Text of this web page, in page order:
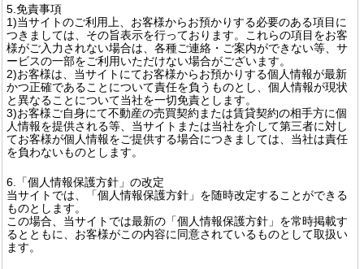
5.免責事項
1)当サイトのご利用上、お客様からお預かりする必要のある項目に
つきましては、その旨表示を行っております。これらの項目をお客
様がご入力されない場合は、各種ご連絡・ご案内ができない等、サ
ービスの一部をご利用いただけない場合がございます。
2)お客様は、当サイトにてお客様からお預かりする個人情報が最新
かつ正確であることについて責任を負うものとし、個人情報が現状
と異なることについて当社を一切免責とします。
3)お客様ご自身にて不動産の売買契約または賃貸契約の相手方に個
人情報を提供される等、当サイトまたは当社を介して第三者に対し
てお客様が個人情報をご提供する場合につきましては、当社は責任
を負わないものとします。
6.「個人情報保護方針」の改定
当サイトでは、「個人情報保護方針」を随時改定することができる
ものとします。
この場合、当サイトでは最新の「個人情報保護方針」を常時掲載す
るとともに、お客様がこの内容に同意されているものとして取扱い
ます。